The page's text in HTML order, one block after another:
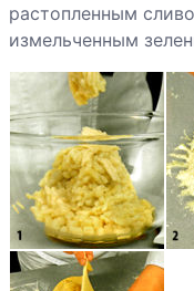
шпинатом
Рыбные
рулетики
Сельдь
запеченная с
растопленным
измельченным